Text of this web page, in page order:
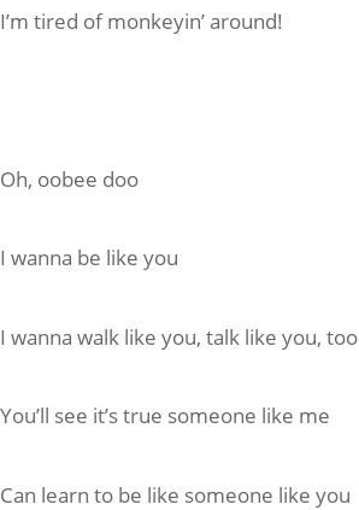
I’m tired of monkeyin’ around!
Oh, oobee doo
I wanna be like you
I wanna walk like you, talk like you, too
You’ll see it’s true someone like me
Can learn to be like someone like you